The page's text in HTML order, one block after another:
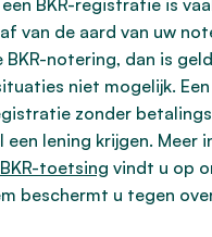
BKR-registratie is
van de aard van uw
BKR-notering, dan is
niet mogelijk.
zonder
een lening krijgen. Meer
toetsing vindt u op
beschermt u tegen